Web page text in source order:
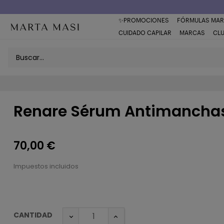
✨PROMOCIONES
FÓRMULAS
CUIDADO CAPILAR
MARCAS
Renare Sérum
70,00 €
Impuestos incluidos
CANTIDAD